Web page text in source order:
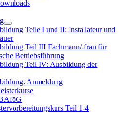
Teile I und II: Installateur und
Teil III Fachmann/-frau für
Betriebsführung
Teil IV: Ausbildung der
Anmeldung
Teil 1-4